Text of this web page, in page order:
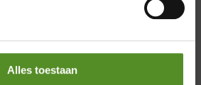
Alles toestaan